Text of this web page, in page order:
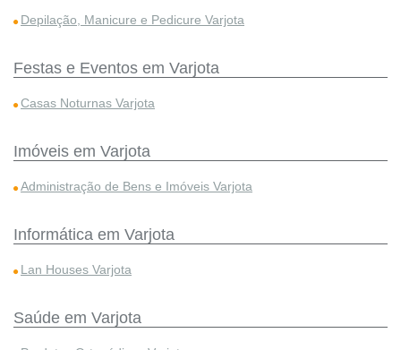
Depilação, Manicure e Pedicure Varjota
Festas e Eventos em Varjota
Casas Noturnas Varjota
Imóveis em Varjota
Administração de Bens e Imóveis Varjota
Informática em Varjota
Lan Houses Varjota
Saúde em Varjota